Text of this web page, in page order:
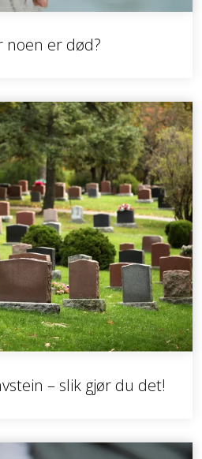
noen er død?
– slik gjør du det!